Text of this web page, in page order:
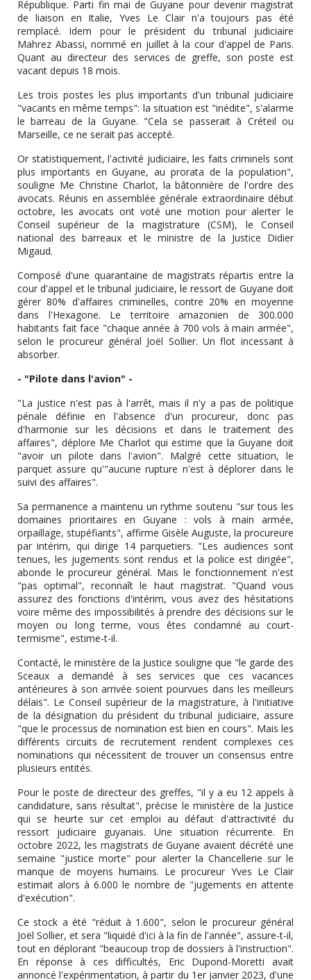
République. Parti fin mai de Guyane pour devenir magistrat
de liaison en Italie, Yves Le Clair n'a toujours pas été
remplacé. Idem pour le président du tribunal judiciaire
Mahrez Abassi, nommé en juillet à la cour d'appel de Paris.
Quant au directeur des services de greffe, son poste est
vacant depuis 18 mois.
Les trois postes les plus importants d'un tribunal judiciaire
"vacants en même temps": la situation est "inédite", s'alarme
le barreau de la Guyane. "Cela se passerait à Créteil ou
Marseille, ce ne serait pas accepté.
Or statistiquement, l'activité judiciaire, les faits criminels sont
plus importants en Guyane, au prorata de la population",
souligne Me Christine Charlot, la bâtonnière de l'ordre des
avocats. Réunis en assemblée générale extraordinaire début
octobre, les avocats ont voté une motion pour alerter le
Conseil supérieur de la magistrature (CSM), le Conseil
national des barreaux et le ministre de la Justice Didier
Migaud.
Composé d'une quarantaine de magistrats répartis entre la
cour d'appel et le tribunal judiciaire, le ressort de Guyane doit
gérer 80% d'affaires criminelles, contre 20% en moyenne
dans l'Hexagone. Le territoire amazonien de 300.000
habitants fait face "chaque année à 700 vols à main armée",
selon le procureur général Joël Sollier. Un flot incessant à
absorber.
- "Pilote dans l'avion" -
"La justice n'est pas à l'arrêt, mais il n'y a pas de politique
pénale définie en l'absence d'un procureur, donc pas
d'harmonie sur les décisions et dans le traitement des
affaires", déplore Me Charlot qui estime que la Guyane doit
"avoir un pilote dans l'avion". Malgré cette situation, le
parquet assure qu'"aucune rupture n'est à déplorer dans le
suivi des affaires".
Sa permanence a maintenu un rythme soutenu "sur tous les
domaines prioritaires en Guyane : vols à main armée,
orpaillage, stupéfiants", affirme Gisèle Auguste, la procureure
par intérim, qui dirige 14 parquetiers. "Les audiences sont
tenues, les jugements sont rendus et la police est dirigée",
abonde le procureur général. Mais le fonctionnement n'est
"pas optimal", reconnaît le haut magistrat. "Quand vous
assurez des fonctions d'intérim, vous avez des hésitations
voire même des impossibilités à prendre des décisions sur le
moyen ou long terme, vous êtes condamné au court-
termisme", estime-t-il.
Contacté, le ministère de la Justice souligne que "le garde des
Sceaux a demandé à ses services que ces vacances
antérieures à son arrivée soient pourvues dans les meilleurs
délais". Le Conseil supérieur de la magistrature, à l'initiative
de la désignation du président du tribunal judiciaire, assure
"que le processus de nomination est bien en cours". Mais les
différents circuits de recrutement rendent complexes ces
nominations qui nécessitent de trouver un consensus entre
plusieurs entités.
Pour le poste de directeur des greffes, "il y a eu 12 appels à
candidature, sans résultat", précise le ministère de la Justice
qui se heurte sur cet emploi au défaut d'attractivité du
ressort judiciaire guyanais. Une situation récurrente. En
octobre 2022, les magistrats de Guyane avaient décrété une
semaine "justice morte" pour alerter la Chancellerie sur le
manque de moyens humains. Le procureur Yves Le Clair
estimait alors à 6.000 le nombre de "jugements en attente
d'exécution".
Ce stock a été "réduit à 1.600", selon le procureur général
Joël Sollier, et sera "liquidé d'ici à la fin de l'année", assure-t-il,
tout en déplorant "beaucoup trop de dossiers à l'instruction".
En réponse à ces difficultés, Eric Dupond-Moretti avait
annoncé l'expérimentation, à partir du 1er janvier 2023, d'une